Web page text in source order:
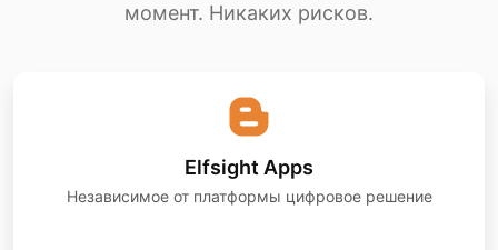
момент. Никаких рисков.
Elfsight Apps
Независимое от платформы цифровое решение